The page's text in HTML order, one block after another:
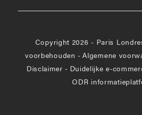
Copyright 2026 - Paris
voorbehouden - Algemene
Disclaimer - Duidelijke e-
ODR